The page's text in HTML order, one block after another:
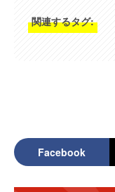
関連するタグ:
Facebook